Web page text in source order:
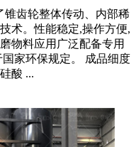
齿轮整体传动、内部稀
术。性能稳定,操作方便,
物料应用广泛配备专用
家环保规定。 成品细度
酸 ...